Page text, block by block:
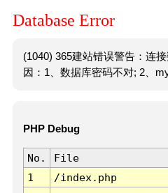
Database Error
(1040) 365建站错误警告：连
因：1、数据库密码不对; 2、
PHP Debug
No. File
1
/index.php